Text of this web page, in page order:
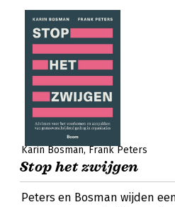
Karin Bosman Frank Peters
Stop het zwijgen
Peters en Bosman wijden